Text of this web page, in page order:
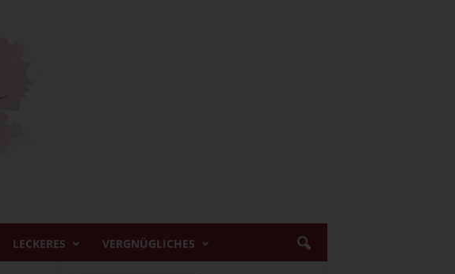
LECKERES VERGNÜGLICHES